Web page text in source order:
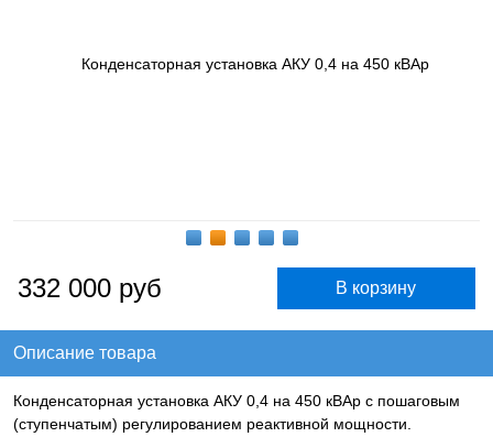
332 000 руб
Описание товара
Конденсаторная установка АКУ 0,4 на 450 кВАр с пошаговым
(ступенчатым) регулированием реактивной мощности.